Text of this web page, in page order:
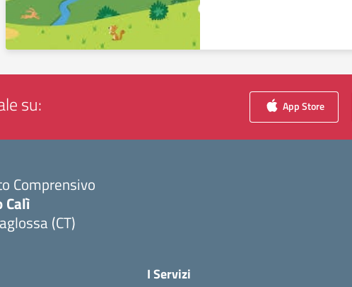
su: App Store
Comprensivo
Calì
(CT)
I Servizi